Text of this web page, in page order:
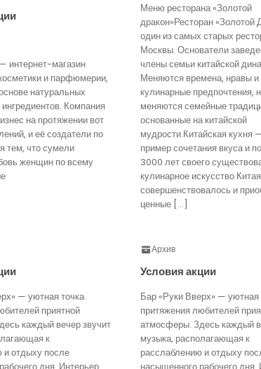
интернет-магазин
и парфюмерии,
натуральных
Компания
на протяжении вот
и её создатели по
тем, что сумели
женщин по всему
Меню ресторана «Золотой
дракон»Ресторан «Золотой
один из самых старых
Москвы. Основатели
члены семьи китайской
Меняются времена, нравы и
кулинарные предпочтения,
меняются семейные
основанные на китайской
мудрости.Китайская кухня
пример сочетания вкуса и
3000 лет своего
кулинарное искусство Китая
совершенствовалось и
ценные […]
— уютная точка
приятной
каждый вечер звучит
к
и отдыху после
Архив
Условия акции
Бар «Руки Вверх» — уютная
притяжения любителей
атмосферы. Здесь каждый
музыка, располагающая к
расслаблению и отдыху